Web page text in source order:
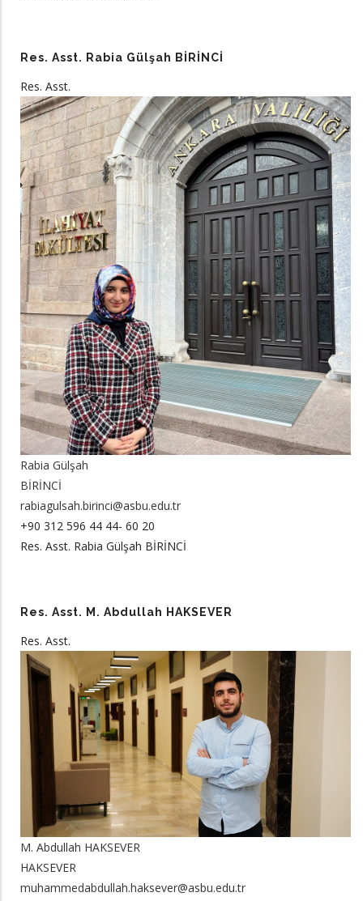
Res. Asst. Rabia Gülşah BİRİNCİ
Res. Asst.
Rabia Gülşah
BİRİNCİ
rabiagulsah.birinci@asbu.edu.tr
+90 312 596 44 44- 60 20
Res. Asst. Rabia Gülşah BİRİNCİ
Res. Asst. M. Abdullah HAKSEVER
Res. Asst.
M. Abdullah HAKSEVER
HAKSEVER
muhammedabdullah.haksever@asbu.edu.tr